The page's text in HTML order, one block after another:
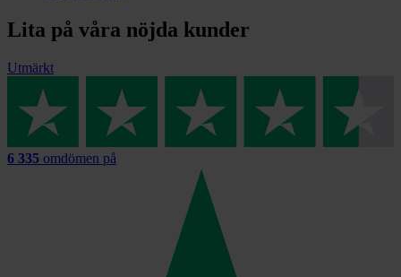
Lita på våra nöjda kunder
Utmärkt
6 335 omdömen på